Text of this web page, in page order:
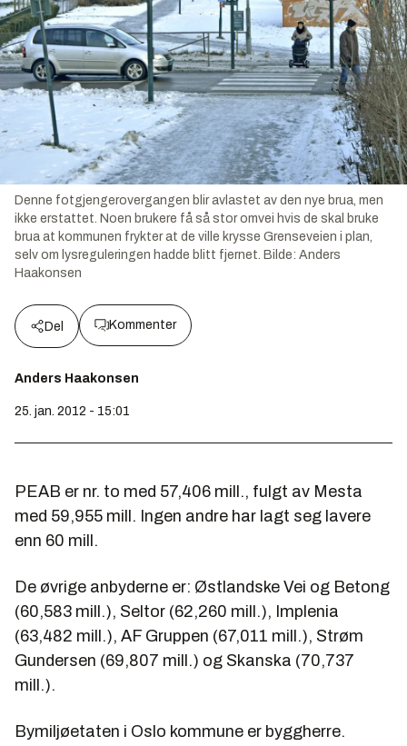
Denne fotgjengerovergangen blir avlastet av den nye brua, men
ikke erstattet. Noen brukere få så stor omvei hvis de skal bruke
brua at kommunen frykter at de ville krysse Grenseveien i plan,
selv om lysreguleringen hadde blitt fjernet. Bilde: Anders
Haakonsen
Del Kommenter
Anders Haakonsen
25. jan. 2012 - 15:01
PEAB er nr. to med 57,406 mill., fulgt av Mesta
med 59,955 mill. Ingen andre har lagt seg lavere
enn 60 mill.
De øvrige anbyderne er: Østlandske Vei og Betong
(60,583 mill.), Seltor (62,260 mill.), Implenia
(63,482 mill.), AF Gruppen (67,011 mill.), Strøm
Gundersen (69,807 mill.) og Skanska (70,737
mill.).
Bymiljøetaten i Oslo kommune er byggherre.